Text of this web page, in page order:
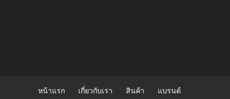
หน้าแรก เกี่ยวกับเรา สินค้า แบรนด์